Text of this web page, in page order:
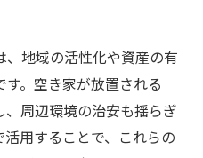
地域の活性化や資産の有
。空き家が放置される
周辺環境の治安も揺らぎ
用することで、これらの